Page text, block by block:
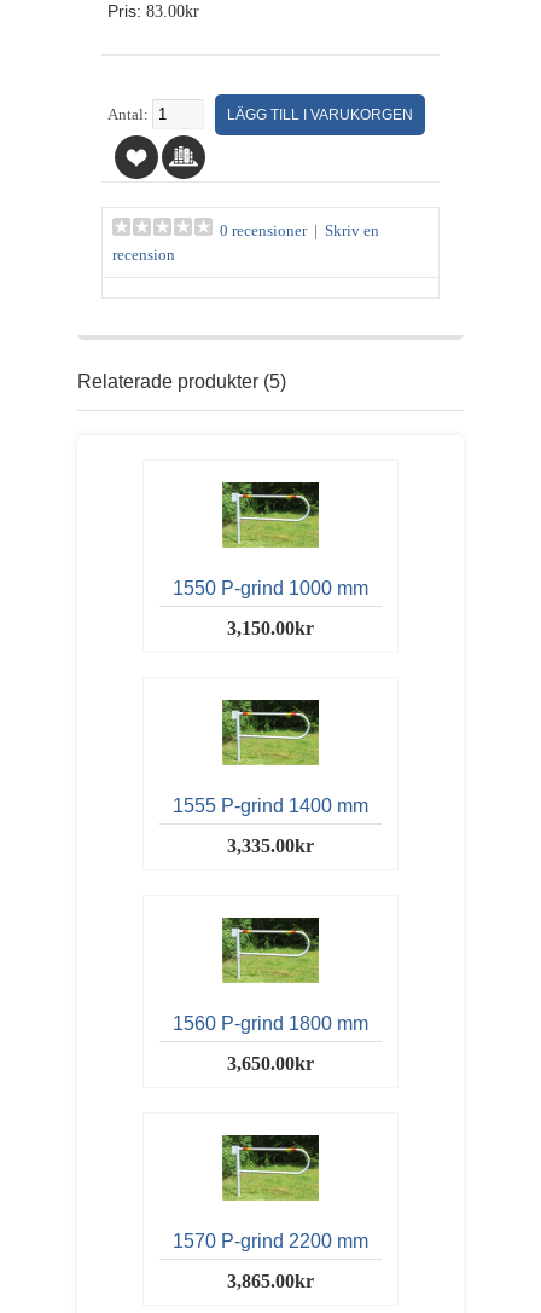
Pris: 83.00kr
Antal:
0 recensioner| Skriv en
recension
Relaterade produkter (5)
1550 P-grind 1000 mm
3,150.00kr
1555 P-grind 1400 mm
3,335.00kr
1560 P-grind 1800 mm
3,650.00kr
1570 P-grind 2200 mm
3,865.00kr